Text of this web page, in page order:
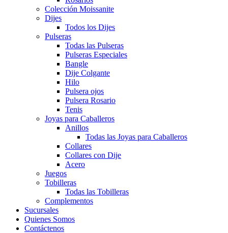
Colección Moissanite
Dijes
Todos los Dijes
Pulseras
Todas las Pulseras
Pulseras Especiales
Bangle
Dije Colgante
Hilo
Pulsera ojos
Pulsera Rosario
Tenis
Joyas para Caballeros
Anillos
Todas las Joyas para Caballeros
Collares
Collares con Dije
Acero
Juegos
Tobilleras
Todas las Tobilleras
Complementos
Sucursales
Quienes Somos
Contáctenos